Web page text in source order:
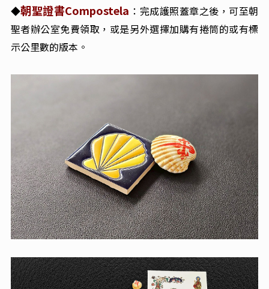
◆朝聖證書Compostela ：完成護照蓋章之後，可至朝
聖者辦公室免費領取，或是另外選擇加購有捲筒的或有標
示公里數的版本。